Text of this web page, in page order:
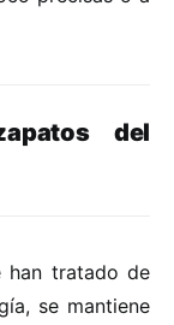
del
han tratado de
se mantiene